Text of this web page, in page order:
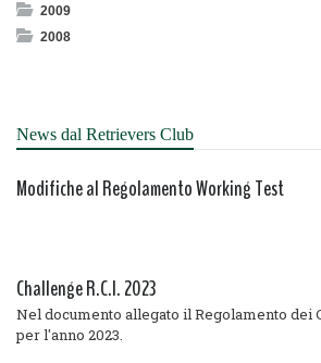
2009
2008
News dal Retrievers Club
Modifiche al Regolamento Working Test
Challenge R.C.I. 2023
Nel documento allegato il Regolamento dei
per l'anno 2023.